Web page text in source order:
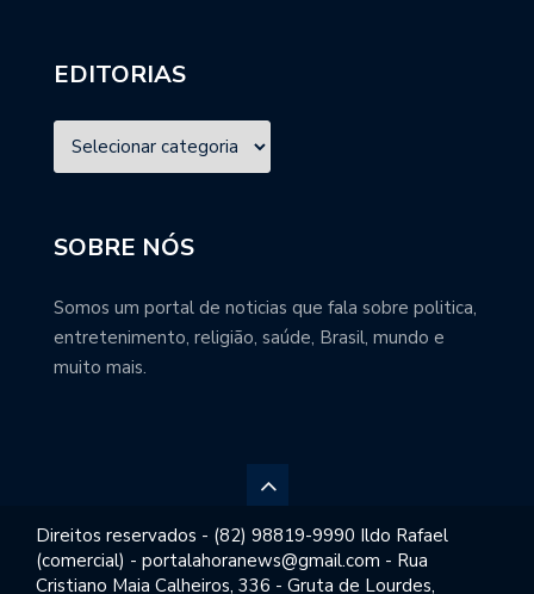
EDITORIAS
SOBRE NÓS
Somos um portal de noticias que fala sobre politica,
entretenimento, religião, saúde, Brasil, mundo e
muito mais.
Direitos reservados - (82) 98819-9990 Ildo Rafael
(comercial) - portalahoranews@gmail.com - Rua
Cristiano Maia Calheiros, 336 - Gruta de Lourdes,